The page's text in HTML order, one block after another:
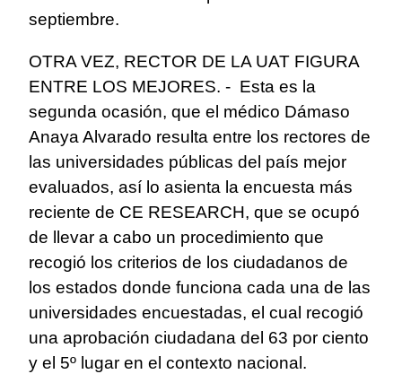
septiembre.
OTRA VEZ, RECTOR DE LA UAT FIGURA
ENTRE LOS MEJORES. - Esta es la
segunda ocasión, que el médico Dámaso
Anaya Alvarado resulta entre los rectores de
las universidades públicas del país mejor
evaluados, así lo asienta la encuesta más
reciente de CE RESEARCH, que se ocupó
de llevar a cabo un procedimiento que
recogió los criterios de los ciudadanos de
los estados donde funciona cada una de las
universidades encuestadas, el cual recogió
una aprobación ciudadana del 63 por ciento
y el 5º lugar en el contexto nacional.